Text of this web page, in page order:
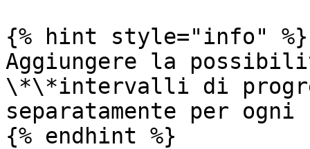
{% hint style="info" %}
Aggiungere la
\*\*intervalli di
separatamente per
{% endhint %}